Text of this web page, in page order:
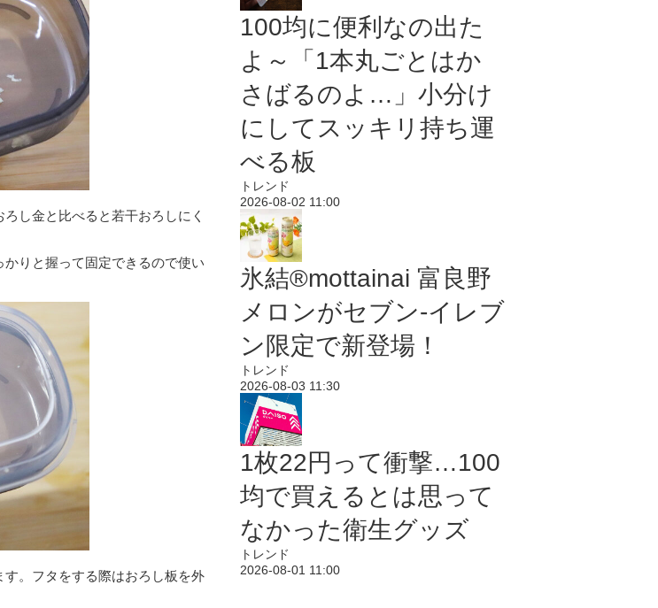
し金と比べると若干おろしにく
りと握って固定できるので使い
。フタをする際はおろし板を外
100均に便利なの出た
よ～「1本丸ごとはか
さばるのよ…」小分け
にしてスッキリ持ち運
べる板
トレンド
2026-08-02 11:00
氷結®mottainai 富良野
メロンがセブン‐イレブ
ン限定で新登場！
トレンド
2026-08-03 11:30
1枚22円って衝撃…100
均で買えるとは思って
なかった衛生グッズ
トレンド
2026-08-01 11:00